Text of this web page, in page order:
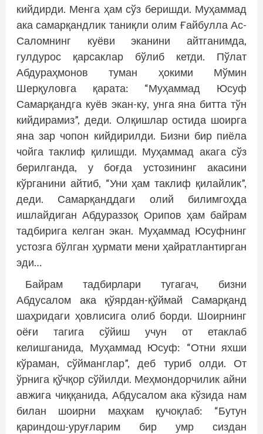
кийдирди. Менга ҳам сўз беришди. Муҳаммад
ака самарқандлик таниқли олим Ғайбулла Ас-
Саломнинг куёви эканини айтганимда,
гулдурос қарсаклар бўлиб кетди. Пўлат
Абдураҳмонов туман ҳокими Мўмин
Шерқуловга қарата: “Муҳаммад Юсуф
Самарқандга куёв экан-ку, унга яна битта тўн
кийдирамиз”, деди. Олқишлар остида шоирга
яна зар чопон кийдирилди. Бизни бир пиёла
чойга таклиф қилишди. Муҳаммад акага сўз
берилганда, у боғда устозининг акасини
кўрганини айтиб, “Уни ҳам таклиф қилайлик”,
деди. Самарқанддаги олий билимгоҳда
ишлайдиган Абдураззоқ Орипов ҳам байрам
тадбирига келган экан. Муҳаммад Юсуфнинг
устозга бўлган ҳурмати мени ҳайратлантирган
эди…
Байрам тадбирлари тугагач, бизни
Абдусалом ака қўярдан-қўймай Самарқанд
шаҳридаги ҳовлисига олиб борди. Шоирнинг
оёғи тагига сўйиш учун от етаклаб
келишганида, Муҳаммад Юсуф: “Отни яхши
кўраман, сўйманглар”, деб туриб олди. От
ўрнига қўчқор сўйилди. Меҳмондорчилик айни
авжига чиққанида, Абдусалом ака кўзида нам
билан шоирни маҳкам қучоқлаб: “Бутун
қариндош-уруғларим бир умр сиздан